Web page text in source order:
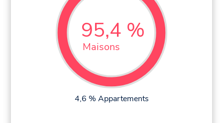
95,4 %
Maisons
4,6 % Appartements